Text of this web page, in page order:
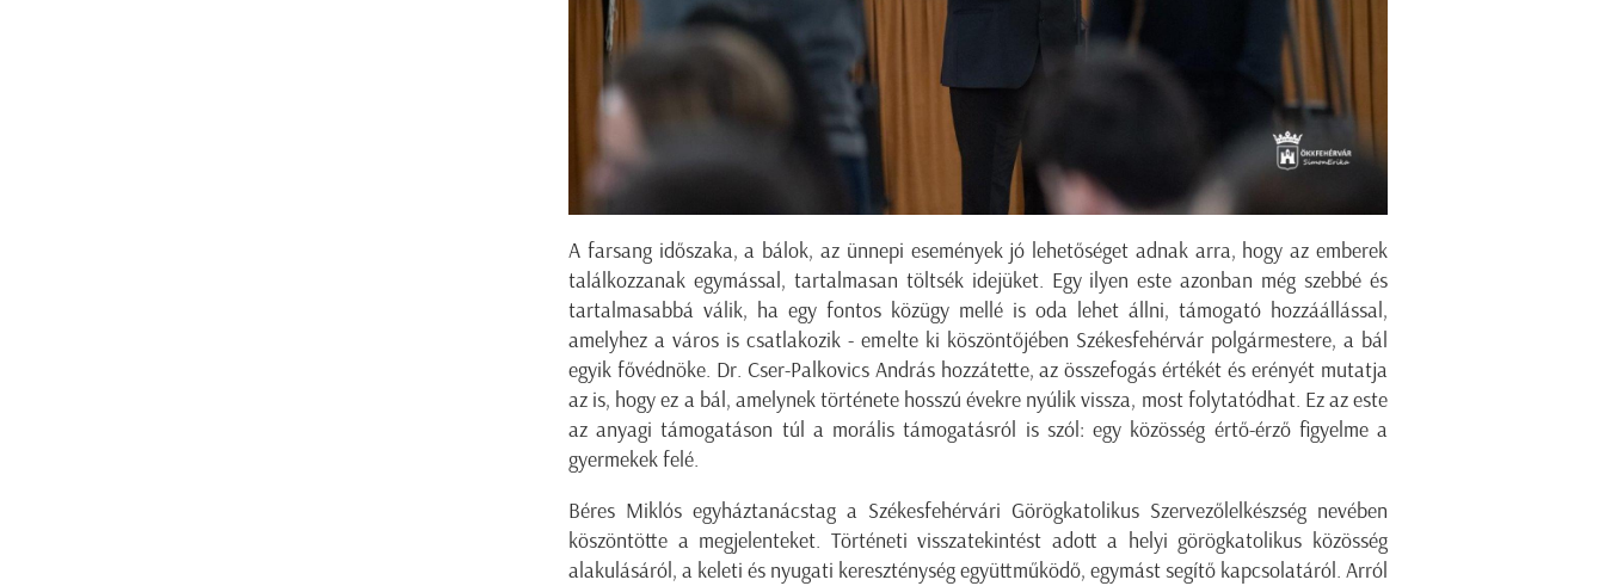
A farsang időszaka, a bálok, az ünnepi események jó lehetőséget adnak arra, hogy az emberek
találkozzanak egymással, tartalmasan töltsék idejüket. Egy ilyen este azonban még szebbé és
tartalmasabbá válik, ha egy fontos közügy mellé is oda lehet állni, támogató hozzáállással,
amelyhez a város is csatlakozik - emelte ki köszöntőjében Székesfehérvár polgármestere, a bál
egyik fővédnöke. Dr. Cser-Palkovics András hozzátette, az összefogás értékét és erényét mutatja
az is, hogy ez a bál, amelynek története hosszú évekre nyúlik vissza, most folytatódhat. Ez az este
az anyagi támogatáson túl a morális támogatásról is szól: egy közösség értő-érző figyelme a
gyermekek felé.
Béres Miklós egyháztanácstag a Székesfehérvári Görögkatolikus Szervezőlelkészség nevében
köszöntötte a megjelenteket. Történeti visszatekintést adott a helyi görögkatolikus közösség
alakulásáról, a keleti és nyugati kereszténység együttműködő, egymást segítő kapcsolatáról. Arról